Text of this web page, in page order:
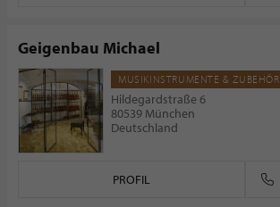
Geigenbau Michael
MUSIKINSTRUMENTE & ZUBEHÖR
Hildegardstraße 6
80539 München
Deutschland
PROFIL